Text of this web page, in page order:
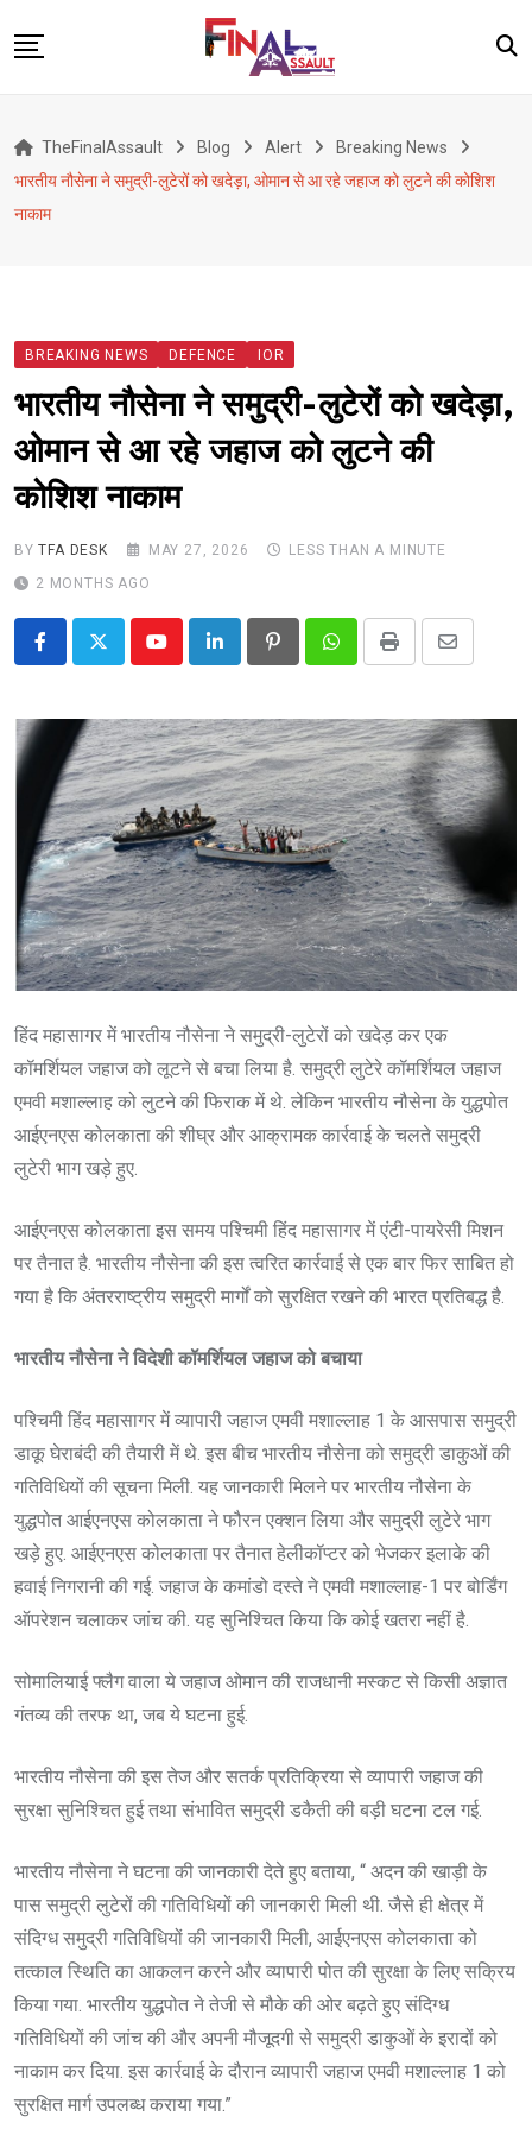
to
War
Classified
About Us
TheFinalAssault Blog Alert
Breaking News
भारतीय नौसेना ने समुद्री-लुटेरों को खदेड़ा, ओमान से आ रहे जहाज को लुटने की कोशिश
नाकाम
BREAKING NEWS DEFENCE IOR
भारतीय नौसेना ने समुद्री-लुटेरों को खदेड़ा,
ओमान से आ रहे जहाज को लुटने की
कोशिश नाकाम
BYTFA DESK MAY 27, 2026
LESS THAN A MINUTE
2 MONTHS AGO
YoutubeLinkedIn PinterestWhatsappPrint
Share
Email
हिंद महासागर में भारतीय नौसेना ने समुद्री-लुटेरों को खदेड़ कर एक
कॉमर्शियल जहाज को लूटने से बचा लिया है. समुद्री लुटेरे कॉमर्शियल जहाज
एमवी मशाल्लाह को लुटने की फिराक में थे. लेकिन भारतीय नौसेना के युद्धपोत
आईएनएस कोलकाता की शीघ्र और आक्रामक कार्रवाई के चलते समुद्री
लुटेरी भाग खड़े हुए.
आईएनएस कोलकाता इस समय पश्चिमी हिंद महासागर में एंटी-पायरेसी मिशन
पर तैनात है. भारतीय नौसेना की इस त्वरित कार्रवाई से एक बार फिर साबित हो
गया है कि अंतरराष्ट्रीय समुद्री मार्गों को सुरक्षित रखने की भारत प्रतिबद्ध है.
भारतीय नौसेना ने विदेशी कॉमर्शियल जहाज को बचाया
पश्चिमी हिंद महासागर में व्यापारी जहाज एमवी मशाल्लाह 1 के आसपास समुद्री
डाकू घेराबंदी की तैयारी में थे. इस बीच भारतीय नौसेना को समुद्री डाकुओं की
गतिविधियों की सूचना मिली. यह जानकारी मिलने पर भारतीय नौसेना के
युद्धपोत आईएनएस कोलकाता ने फौरन एक्शन लिया और समुद्री लुटेरे भाग
खड़े हुए. आईएनएस कोलकाता पर तैनात हेलीकॉप्टर को भेजकर इलाके की
हवाई निगरानी की गई. जहाज के कमांडो दस्ते ने एमवी मशाल्लाह-1 पर बोर्डिंग
ऑपरेशन चलाकर जांच की. यह सुनिश्चित किया कि कोई खतरा नहीं है.
सोमालियाई फ्लैग वाला ये जहाज ओमान की राजधानी मस्कट से किसी अज्ञात
गंतव्य की तरफ था, जब ये घटना हुई.
भारतीय नौसेना की इस तेज और सतर्क प्रतिक्रिया से व्यापारी जहाज की
सुरक्षा सुनिश्चित हुई तथा संभावित समुद्री डकैती की बड़ी घटना टल गई.
भारतीय नौसेना ने घटना की जानकारी देते हुए बताया, “ अदन की खाड़ी के
पास समुद्री लुटेरों की गतिविधियों की जानकारी मिली थी. जैसे ही क्षेत्र में
संदिग्ध समुद्री गतिविधियों की जानकारी मिली, आईएनएस कोलकाता को
तत्काल स्थिति का आकलन करने और व्यापारी पोत की सुरक्षा के लिए सक्रिय
किया गया. भारतीय युद्धपोत ने तेजी से मौके की ओर बढ़ते हुए संदिग्ध
गतिविधियों की जांच की और अपनी मौजूदगी से समुद्री डाकुओं के इरादों को
नाकाम कर दिया. इस कार्रवाई के दौरान व्यापारी जहाज एमवी मशाल्लाह 1 को
सुरक्षित मार्ग उपलब्ध कराया गया.”